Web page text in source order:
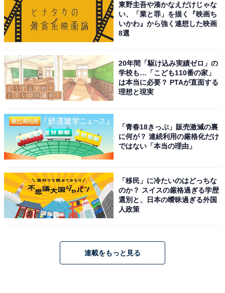
東野圭吾や湊かなえだけじゃな
い、「業と罪」を描く『映画ち
いかわ』から強く連想した映画
8選
20年間「駆け込み実績ゼロ」の
学校も…「こども110番の家」
は本当に必要？ PTAが直面する
理想と現実
「青春18きっぷ」販売激減の裏
に何が？ 連続利用の厳格化だけ
ではない「本当の理由」
「移民」に冷たいのはどっちな
のか？ スイスの厳格過ぎる学歴
選別と、日本の曖昧過ぎる外国
人政策
連載をもっと見る